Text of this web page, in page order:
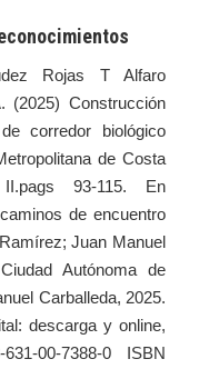
Rojas T Alfaro
Construcción
corredor biológico
de Costa
93-115. En
de encuentro
Juan Manuel
Autónoma de
Carballeda, 2025.
descarga y online,
00-7388-0 ISBN